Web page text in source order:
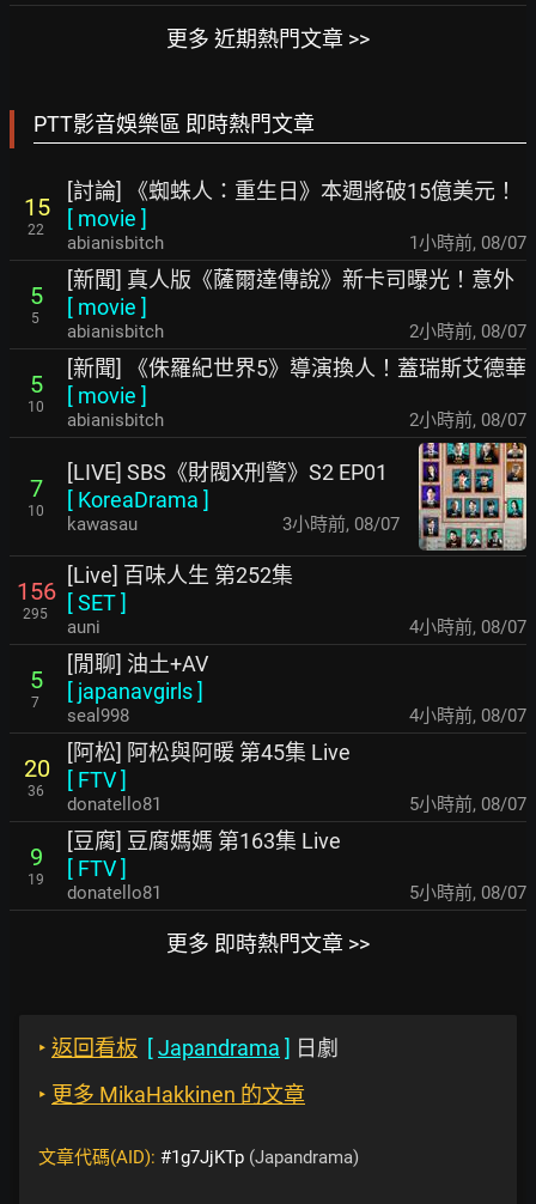
更多 近期熱門文章 >>
PTT影音娛樂區 即時熱門文章
15
22
[討論] 《蜘蛛人：重生日》本週將破15億美元！
[ movie ]
abianisbitch 1小時前, 08/07
5
5
[新聞] 真人版《薩爾達傳說》新卡司曝光！意外
[ movie ]
abianisbitch 2小時前, 08/07
5
10
[新聞] 《侏羅紀世界5》導演換人！蓋瑞斯艾德華
[ movie ]
abianisbitch 2小時前, 08/07
7
10
[LIVE] SBS《財閥X刑警》S2 EP01
[ KoreaDrama ]
kawasau 3小時前, 08/07
156
295
[Live] 百味人生 第252集
[SET]
auni 4小時前, 08/07
5
7
[閒聊] 油土+AV
[ japanavgirls]
seal998 4小時前, 08/07
20
36
[阿松] 阿松與阿暖 第45集 Live
[ FTV]
donatello81 5小時前, 08/07
9
19
[豆腐] 豆腐媽媽 第163集 Live
[ FTV]
donatello81 5小時前, 08/07
更多 即時熱門文章 >>
‣ 返回看板 [Japandrama ] 日劇
‣ 更多 MikaHakkinen 的文章
文章代碼(AID): #1g7JjKTp (Japandrama)